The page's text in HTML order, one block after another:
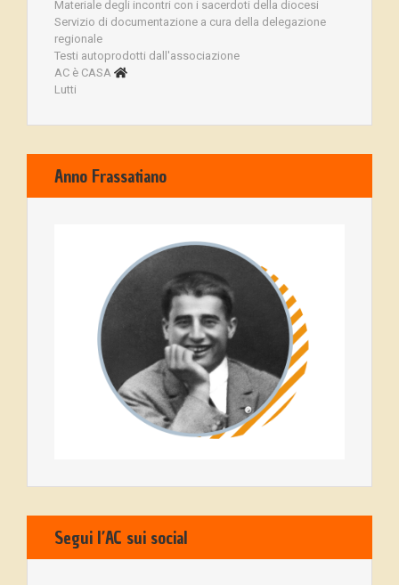
Materiale degli incontri con i sacerdoti della diocesi
Servizio di documentazione a cura della delegazione
regionale
Testi autoprodotti dall'associazione
AC è CASA
Lutti
Anno Frassatiano
Segui l’AC sui social